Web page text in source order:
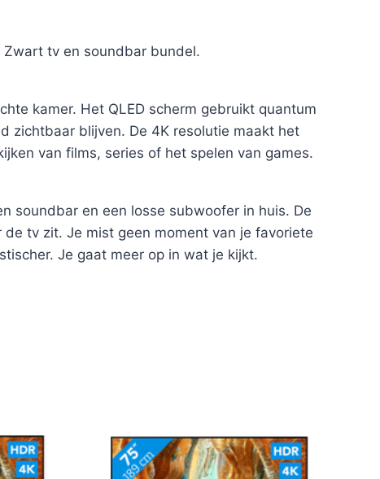
Zwart tv en soundbar bundel.
kamer. Het QLED scherm gebruikt quantum
zichtbaar blijven. De 4K resolutie maakt het
van films, series of het spelen van games.
soundbar en een losse subwoofer in huis. De
tv zit. Je mist geen moment van je favoriete
Je gaat meer op in wat je kijkt.